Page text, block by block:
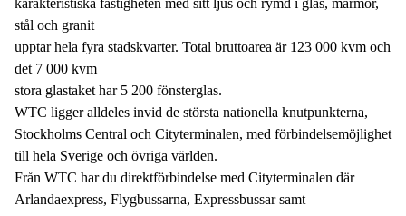
stål och granit
upptar hela fyra stadskvarter. Total bruttoarea är 123 000 kvm och
det 7 000 kvm
stora glastaket har 5 200 fönsterglas.
WTC ligger alldeles invid de största nationella knutpunkterna,
Stockholms Central och Cityterminalen, med förbindelsemöjlighet
till hela Sverige och övriga världen.
Från WTC har du direktförbindelse med Cityterminalen där
Arlandaexpress, Flygbussarna, Expressbussar samt